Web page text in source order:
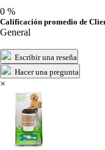
0 %
Calificación promedio de
General
Escribir una reseña
Hacer una pregunta
×